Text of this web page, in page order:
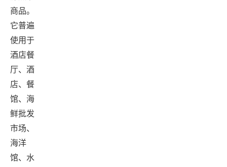
商品。
它普遍
使用于
酒店餐
厅、酒
店、餐
馆、海
鲜批发
市场、
海洋
馆、水